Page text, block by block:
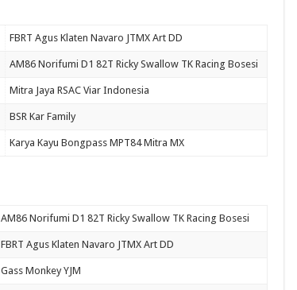
FBRT Agus Klaten Navaro JTMX Art DD
AM86 Norifumi D1 82T Ricky Swallow TK Racing Bosesi
Mitra Jaya RSAC Viar Indonesia
BSR Kar Family
Karya Kayu Bongpass MPT84 Mitra MX
AM86 Norifumi D1 82T Ricky Swallow TK Racing Bosesi
FBRT Agus Klaten Navaro JTMX Art DD
Gass Monkey YJM